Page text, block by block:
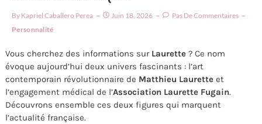
By Kapriel Caballero Perea Juin 18, 2026
Pas De Commentaires
Personnalité
Vous cherchez des informations sur Laurette ? Ce nom
évoque aujourd’hui deux univers fascinants : l’art
contemporain révolutionnaire de Matthieu Laurette et
l’engagement médical de l’Association Laurette Fugain.
Découvrons ensemble ces deux figures qui marquent
l’actualité française.